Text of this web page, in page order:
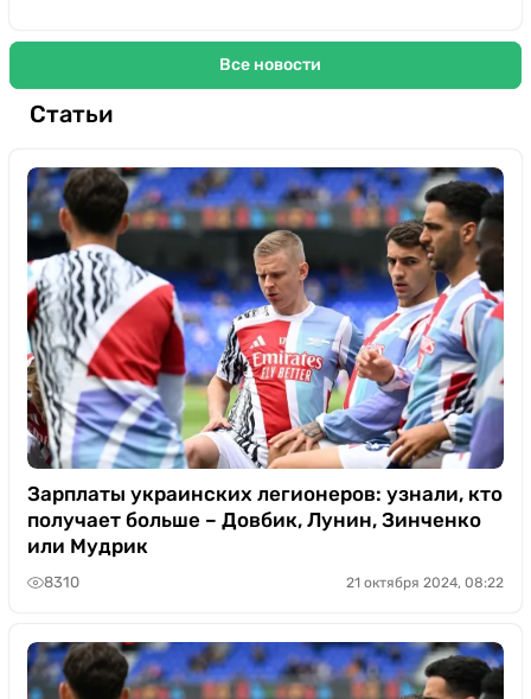
Все новости
Статьи
Зарплаты украинских легионеров: узнали, кто
получает больше – Довбик, Лунин, Зинченко
или Мудрик
8310 21 октября 2024, 08:22